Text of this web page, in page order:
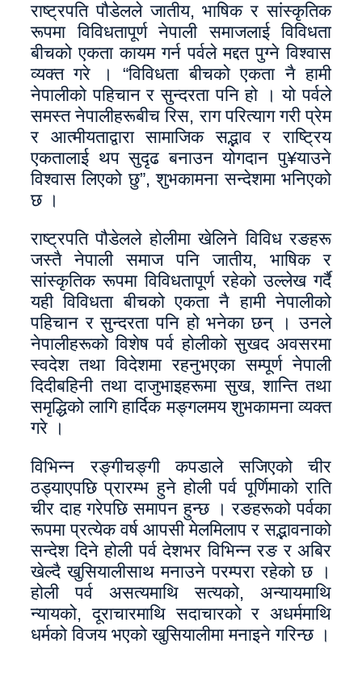
राष्ट्रपति पौडेलले जातीय, भाषिक र सांस्कृतिक
रूपमा विविधतापूर्ण नेपाली समाजलाई विविधता
बीचको एकता कायम गर्न पर्वले मद्दत पुग्ने विश्वास
व्यक्त गरे । “विविधता बीचको एकता नै हामी
नेपालीको पहिचान र सुन्दरता पनि हो । यो पर्वले
समस्त नेपालीहरूबीच रिस, राग परित्याग गरी प्रेम
र आत्मीयताद्वारा सामाजिक सद्भाव र राष्ट्रिय
एकतालाई थप सुदृढ बनाउन योगदान पु¥याउने
विश्वास लिएको छु”, शुभकामना सन्देशमा भनिएको
छ ।
राष्ट्रपति पौडेलले होलीमा खेलिने विविध रङहरू
जस्तै नेपाली समाज पनि जातीय, भाषिक र
सांस्कृतिक रूपमा विविधतापूर्ण रहेको उल्लेख गर्दै
यही विविधता बीचको एकता नै हामी नेपालीको
पहिचान र सुन्दरता पनि हो भनेका छन् । उनले
नेपालीहरूको विशेष पर्व होलीको सुखद अवसरमा
स्वदेश तथा विदेशमा रहनुभएका सम्पूर्ण नेपाली
दिदीबहिनी तथा दाजुभाइहरूमा सुख, शान्ति तथा
समृद्धिको लागि हार्दिक मङ्गलमय शुभकामना व्यक्त
गरे ।
विभिन्न रङ्गीचङ्गी कपडाले सजिएको चीर
ठड्याएपछि प्रारम्भ हुने होली पर्व पूर्णिमाको राति
चीर दाह गरेपछि समापन हुन्छ । रङहरूको पर्वका
रूपमा प्रत्येक वर्ष आपसी मेलमिलाप र सद्भावनाको
सन्देश दिने होली पर्व देशभर विभिन्न रङ र अबिर
खेल्दै खुसियालीसाथ मनाउने परम्परा रहेको छ ।
होली पर्व असत्यमाथि सत्यको, अन्यायमाथि
न्यायको, दूराचारमाथि सदाचारको र अधर्ममाथि
धर्मको विजय भएको खुसियालीमा मनाइने गरिन्छ ।